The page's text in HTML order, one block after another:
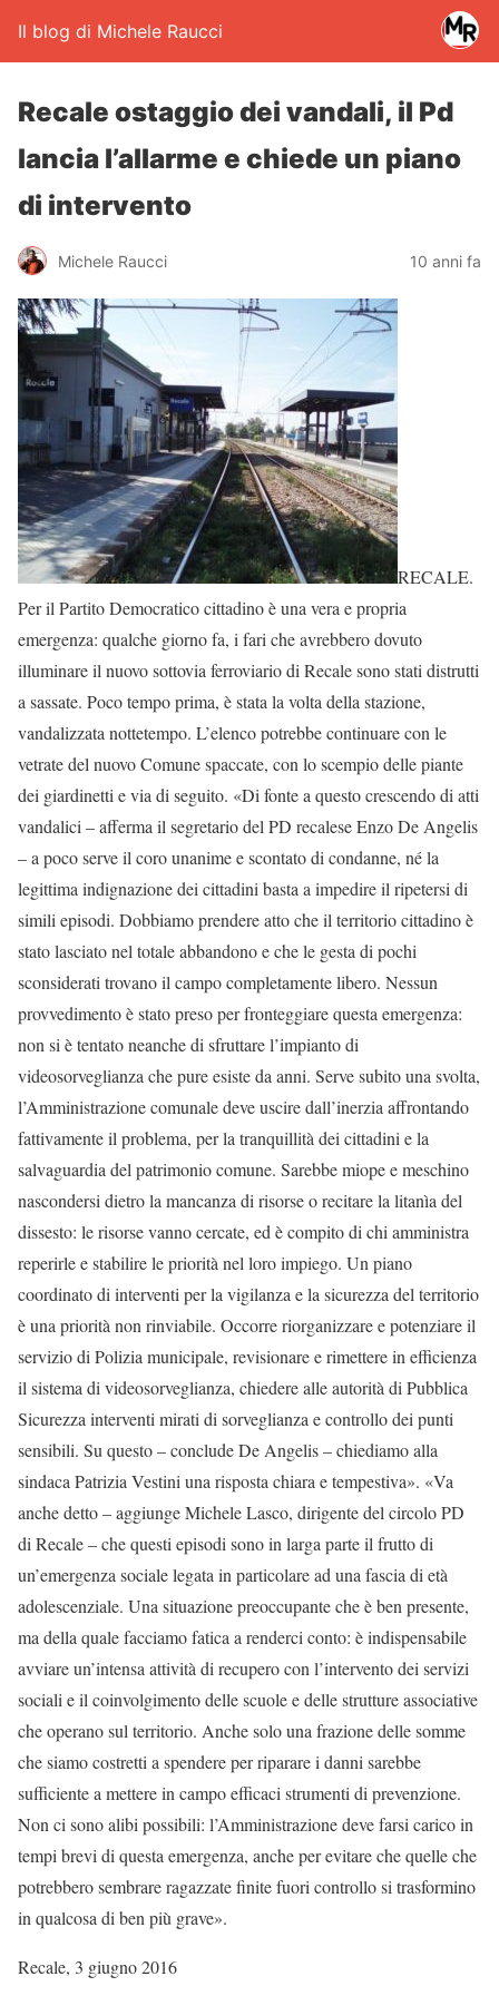
Il blog di Michele Raucci
Recale ostaggio dei vandali, il Pd
lancia l’allarme e chiede un piano
di intervento
Michele Raucci 10 anni fa
RECALE.
Per il Partito Democratico cittadino è una vera e propria
emergenza: qualche giorno fa, i fari che avrebbero dovuto
illuminare il nuovo sottovia ferroviario di Recale sono stati distrutti
a sassate. Poco tempo prima, è stata la volta della stazione,
vandalizzata nottetempo. L’elenco potrebbe continuare con le
vetrate del nuovo Comune spaccate, con lo scempio delle piante
dei giardinetti e via di seguito. «Di fonte a questo crescendo di atti
vandalici – afferma il segretario del PD recalese Enzo De Angelis
– a poco serve il coro unanime e scontato di condanne, né la
legittima indignazione dei cittadini basta a impedire il ripetersi di
simili episodi. Dobbiamo prendere atto che il territorio cittadino è
stato lasciato nel totale abbandono e che le gesta di pochi
sconsiderati trovano il campo completamente libero. Nessun
provvedimento è stato preso per fronteggiare questa emergenza:
non si è tentato neanche di sfruttare l’impianto di
videosorveglianza che pure esiste da anni. Serve subito una svolta,
l’Amministrazione comunale deve uscire dall’inerzia affrontando
fattivamente il problema, per la tranquillità dei cittadini e la
salvaguardia del patrimonio comune. Sarebbe miope e meschino
nascondersi dietro la mancanza di risorse o recitare la litanìa del
dissesto: le risorse vanno cercate, ed è compito di chi amministra
reperirle e stabilire le priorità nel loro impiego. Un piano
coordinato di interventi per la vigilanza e la sicurezza del territorio
è una priorità non rinviabile. Occorre riorganizzare e potenziare il
servizio di Polizia municipale, revisionare e rimettere in efficienza
il sistema di videosorveglianza, chiedere alle autorità di Pubblica
Sicurezza interventi mirati di sorveglianza e controllo dei punti
sensibili. Su questo – conclude De Angelis – chiediamo alla
sindaca Patrizia Vestini una risposta chiara e tempestiva». «Va
anche detto – aggiunge Michele Lasco, dirigente del circolo PD
di Recale – che questi episodi sono in larga parte il frutto di
un’emergenza sociale legata in particolare ad una fascia di età
adolescenziale. Una situazione preoccupante che è ben presente,
ma della quale facciamo fatica a renderci conto: è indispensabile
avviare un’intensa attività di recupero con l’intervento dei servizi
sociali e il coinvolgimento delle scuole e delle strutture associative
che operano sul territorio. Anche solo una frazione delle somme
che siamo costretti a spendere per riparare i danni sarebbe
sufficiente a mettere in campo efficaci strumenti di prevenzione.
Non ci sono alibi possibili: l’Amministrazione deve farsi carico in
tempi brevi di questa emergenza, anche per evitare che quelle che
potrebbero sembrare ragazzate finite fuori controllo si trasformino
in qualcosa di ben più grave».
Recale, 3 giugno 2016